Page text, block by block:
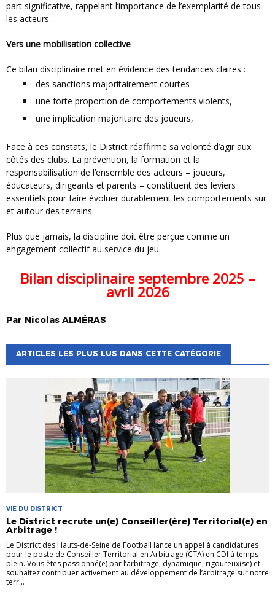
part significative, rappelant l’importance de l’exemplarité de tous
les acteurs.
Vers une mobilisation collective
Ce bilan disciplinaire met en évidence des tendances claires :
des sanctions majoritairement courtes
une forte proportion de comportements violents,
une implication majoritaire des joueurs,
Face à ces constats, le District réaffirme sa volonté d’agir aux
côtés des clubs. La prévention, la formation et la
responsabilisation de l’ensemble des acteurs – joueurs,
éducateurs, dirigeants et parents – constituent des leviers
essentiels pour faire évoluer durablement les comportements sur
et autour des terrains.
Plus que jamais, la discipline doit être perçue comme un
engagement collectif au service du jeu.
Bilan disciplinaire septembre 2025 –
avril 2026
Par Nicolas ALMÉRAS
ARTICLES LES PLUS LUS DANS CETTE CATÉGORIE
VIE DU DISTRICT
Le District recrute un(e) Conseiller(ère) Territorial(e) en
Arbitrage !
Le District des Hauts-de-Seine de Football lance un appel à candidatures
pour le poste de Conseiller Territorial en Arbitrage (CTA) en CDI à temps
plein. Vous êtes passionné(e) par l’arbitrage, dynamique, rigoureux(se) et
souhaitez contribuer activement au développement de l’arbitrage sur notre
terr...